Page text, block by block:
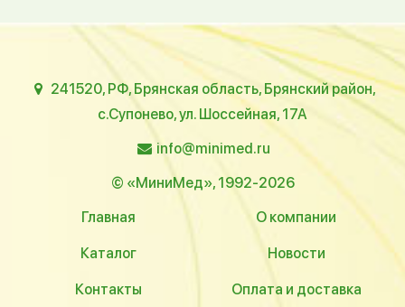
241520, РФ, Брянская область, Брянский район,
с.Супонево, ул. Шоссейная, 17А
info@minimed.ru
© «МиниМед», 1992-2026
Главная
О компании
Каталог Новости
Контакты Оплата и доставка